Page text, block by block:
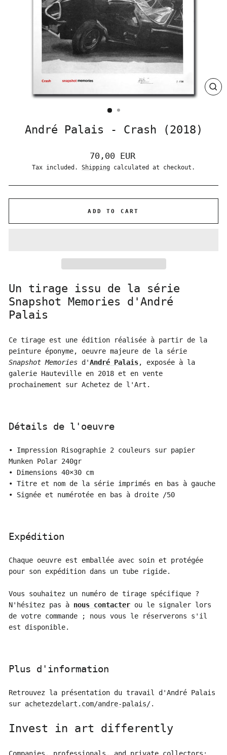
André Palais - Crash (2018)
Regular
price
70,00 EUR
Tax included. Shipping calculated at checkout.
ADD TO CART
Un tirage issu de la série
Snapshot Memories d'André
Palais
Ce tirage est une édition réalisée à partir de la
peinture éponyme, oeuvre majeure de la série
Snapshot Memories d'André Palais, exposée à la
galerie Hauteville en 2018 et en vente
prochainement sur Achetez de l'Art.
Détails de l'oeuvre
• Impression Risographie 2 couleurs sur papier
Munken Polar 240gr
• Dimensions 40×30 cm
• Titre et nom de la série imprimés en bas à gauche
• Signée et numérotée en bas à droite /50
Expédition
Chaque oeuvre est emballée avec soin et protégée
pour son expédition dans un tube rigide.
Vous souhaitez un numéro de tirage spécifique ?
N'hésitez pas à nous contacter ou le signaler lors
de votre commande ; nous vous le réserverons s'il
est disponible.
Plus d'information
Retrouvez la présentation du travail d'André Palais
sur achetezdelart.com/andre-palais/.
Invest in art differently